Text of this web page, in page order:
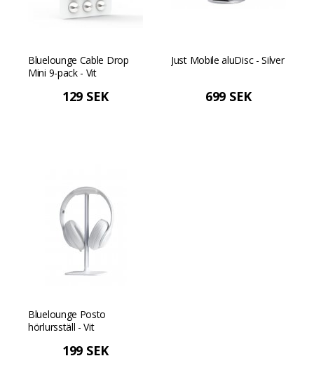
Bluelounge Cable Drop
Mini 9-pack - Vit
129 SEK
Just Mobile aluDisc - Silver
699 SEK
Bluelounge Posto
hörlursställ - Vit
199 SEK